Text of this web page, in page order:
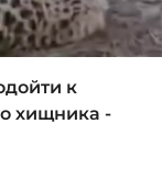
к
хищника -